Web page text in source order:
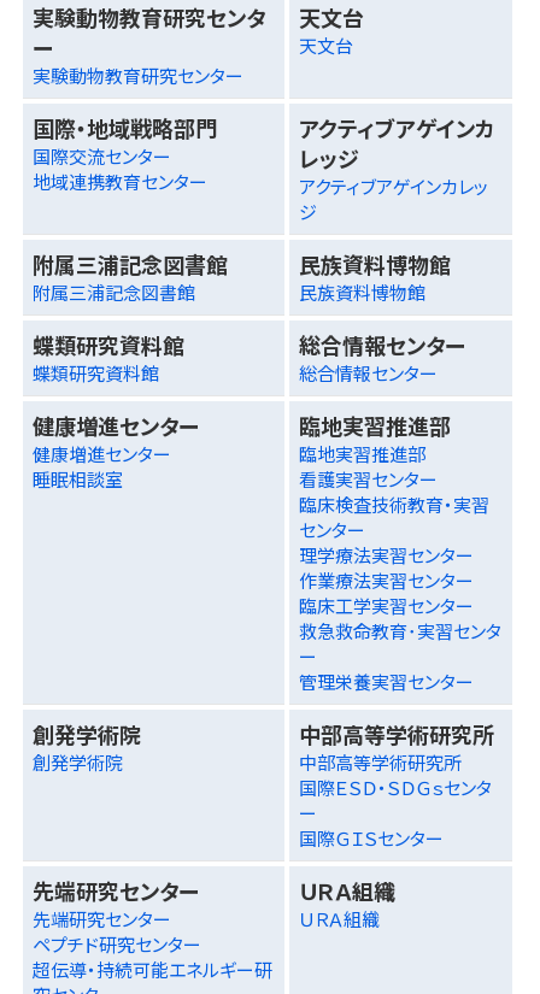
実験動物教育研究センタ
ー
実験動物教育研究センター
天文台
天文台
国際・地域戦略部門
国際交流センター
地域連携教育センター
アクティブアゲインカ
レッジ
アクティブアゲインカレッ
ジ
附属三浦記念図書館
附属三浦記念図書館
民族資料博物館
民族資料博物館
蝶類研究資料館
蝶類研究資料館
総合情報センター
総合情報センター
健康増進センター
健康増進センター
睡眠相談室
臨地実習推進部
臨地実習推進部
看護実習センター
臨床検査技術教育・実習
センター
理学療法実習センター
作業療法実習センター
臨床工学実習センター
救急救命教育･実習センタ
ー
管理栄養実習センター
創発学術院
創発学術院
中部高等学術研究所
中部高等学術研究所
国際ＥＳＤ・ＳＤＧｓセンタ
ー
国際ＧＩＳセンター
先端研究センター
先端研究センター
ペプチド研究センター
超伝導・持続可能エネルギー研
ＵＲＡ組織
ＵＲＡ組織